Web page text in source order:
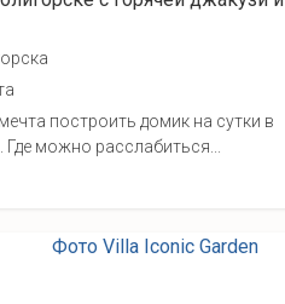
построить домик на сутки в
можно расслабиться...